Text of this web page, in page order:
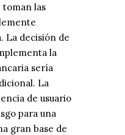
toman las
La decisión de
la
sería
La
de usuario
para una
gran base de